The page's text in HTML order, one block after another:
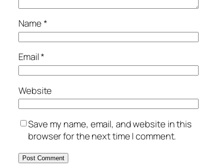
Name*
Email*
Website
Save my name, email, and website in this
browser for the next time I comment.